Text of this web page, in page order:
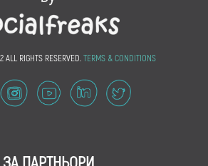
RIGHTS RESERVED. TERMS & CONDITIONS
ЗА ПАРТНЬОРИ